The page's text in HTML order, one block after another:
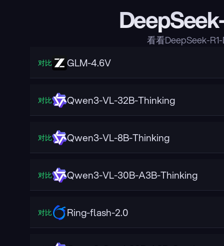
看看DeepSeek-
对比 GLM-4.6V
对比 Qwen3-VL-32B-Thinking
对比 Qwen3-VL-8B-Thinking
对比 Qwen3-VL-30B-A3B-Thinking
对比 Ring-flash-2.0